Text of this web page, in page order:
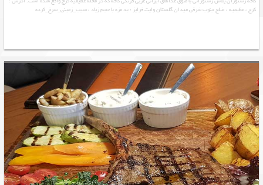
کرج ، عظیمیه ، ضلع جنوب شرقی میدان گلستان وایت فرایز : بد مزه با حجم زیاد ، سیب_زمینی_سرخ_کرده